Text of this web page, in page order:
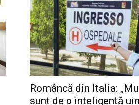
Revista
Româncă din Italia:
sunt de o inteligență